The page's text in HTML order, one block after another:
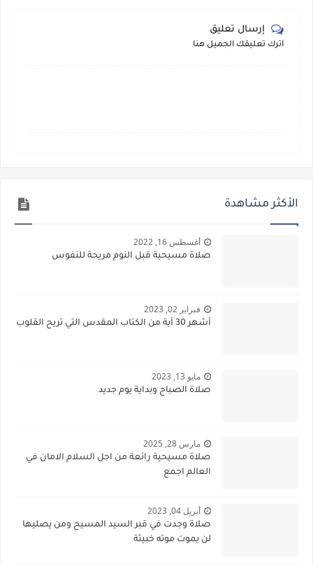
إرسال تعليق
أترك تعليقك الجميل هنا
الأكثر مشاهدة
أغسطس 16, 2022
صلاة مسيحية قبل النوم مريحة للنفوس
فبراير 02, 2023
أشهر 30 آية من الكتاب المقدس التي تريح القلوب
مايو 13, 2023
صلاة الصباح وبداية يوم جديد
مارس 28, 2025
صلاة مسيحية رائعة من اجل السلام الامان في
العالم اجمع
أبريل 04, 2023
صلاة وجدت في قبر السيد المسيح ومن يصليها
لن يموت موته خبيثة